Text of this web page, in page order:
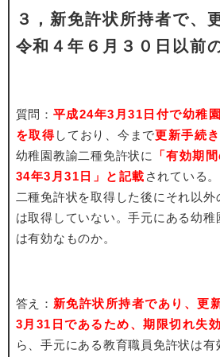
３，新免許状所持者で、
令和４年６月３０日以前
質問： 平成24年3月31日付で幼稚
を取得しており、今まで更新手続
幼稚園教諭二種免許状に
「有効期
34年3月31日」と記載 されている
二種免許状を取得した後にそれ以外
は取得していない。手元にある幼稚
は有効なものか。
答え： 新免許状所持者であり、更
3月31日であるため、期限切れ失
ら、手元にある教育職員免許状は有